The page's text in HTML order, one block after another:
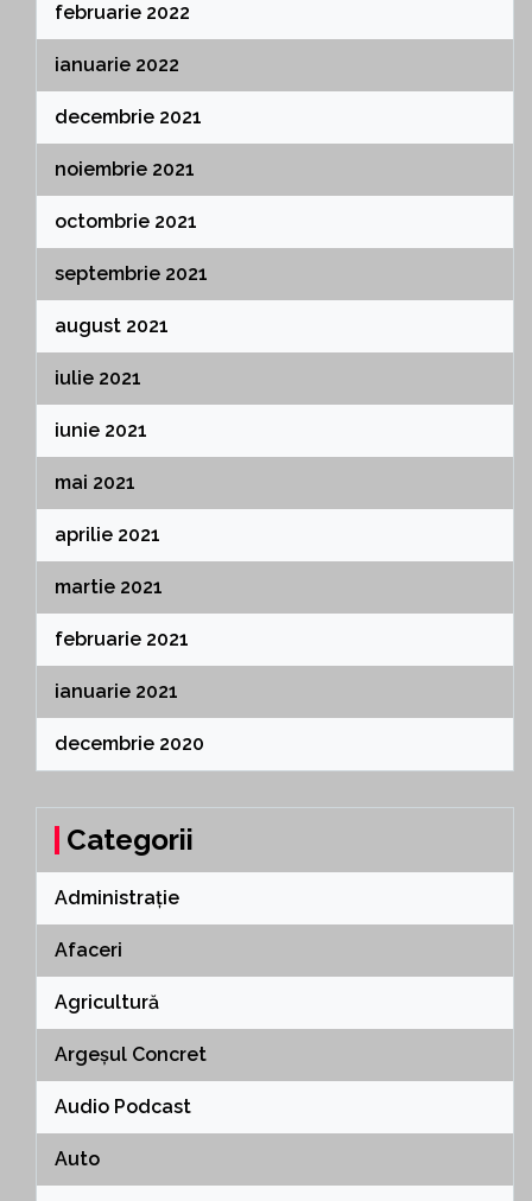
februarie 2022
ianuarie 2022
decembrie 2021
noiembrie 2021
octombrie 2021
septembrie 2021
august 2021
iulie 2021
iunie 2021
mai 2021
aprilie 2021
martie 2021
februarie 2021
ianuarie 2021
decembrie 2020
Categorii
Administrație
Afaceri
Agricultură
Argeșul Concret
Audio Podcast
Auto